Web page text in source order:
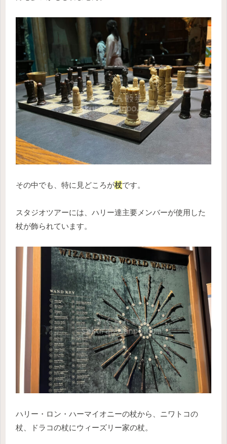
その中でも、特に見どころが杖です。
スタジオツアーには、ハリー達主要メンバーが使用した
杖が飾られています。
ハリー・ロン・ハーマイオニーの杖から、ニワトコの
杖、ドラコの杖にウィーズリー家の杖。